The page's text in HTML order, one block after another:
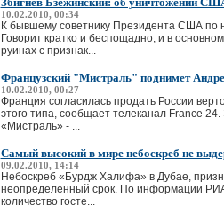
10.02.2010, 00:34
К бывшему советнику Президента США по
Говорит кратко и беспощадно, и в
руинах с признак...
Французский "Мистраль" поднимет
10.02.2010, 00:27
Франция согласилась продать России
этого типа, сообщает телеканал France
«Мистраль» - ...
Самый высокий в мире небоскреб не
09.02.2010, 14:14
Небоскреб «Бурдж Халифа» в Дубае,
неопределенный срок. По информации РИА
количество госте...